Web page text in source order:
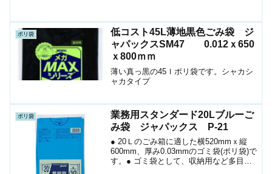
ポリ袋
低コスト45L薄地黒色ごみ袋 ジ
ャパックスSM47 0.012ｘ650
ｘ800ｍｍ
薄い真っ黒の45ｌポリ袋です。シャカシ
ャカタイプ
ポリ袋
業務用スタンダード20Lブルーご
み袋 ジャパックス P-21
● 20Ｌのごみ箱に適した横520mmｘ縦
600mm、厚み0.03mmのゴミ袋(ポリ袋)で
す。● ゴミ袋として、収納用など多目的